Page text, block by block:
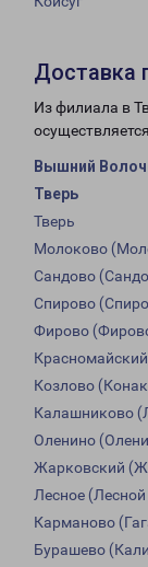
Доставка
Из филиала в
Вышний
Тверь
Тверь
Молоково
Сандово
Спирово
Фирово
Козлово
Калашниково
Оленино
Жарковский
Лесное
Карманово
Бурашево